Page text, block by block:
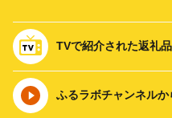
TVで紹介された返礼
ふるラボチャンネルか